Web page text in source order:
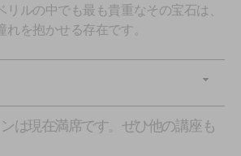
ルの中でも最も貴重なその宝石は、
を抱かせる存在です。
は現在満席です。ぜひ他の講座も